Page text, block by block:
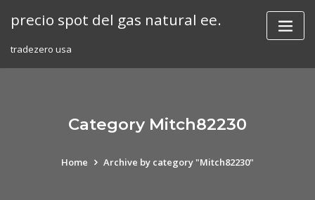
precio spot del gas natural ee.
tradezero usa
Category Mitch82230
Home Archive by category "Mitch82230"